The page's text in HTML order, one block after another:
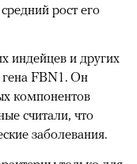
рост его
индейцев и других
гена FBN1. Он
компонентов
считали, что
заболевания.